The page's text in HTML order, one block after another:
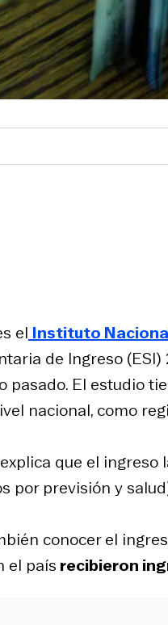
el Instituto
de Ingreso
El estudio
nacional, como
que el
por previsión y
conocer el
el país recibieron